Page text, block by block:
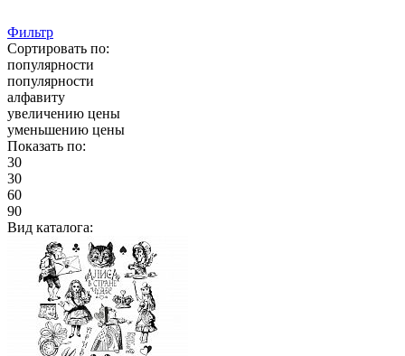
Фильтр
Сортировать по:
популярности
популярности
алфавиту
увеличению цены
уменьшению цены
Показать по:
30
30
60
90
Вид каталога: